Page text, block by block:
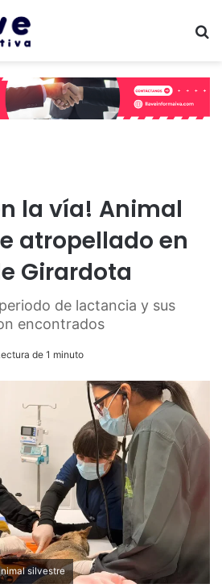
la vía! Animal
atropellado en
Girardota
de lactancia y sus
encontrados
de 1 minuto
silvestre